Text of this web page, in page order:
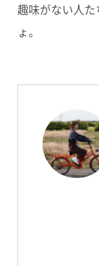
趣味がない人
ょ。